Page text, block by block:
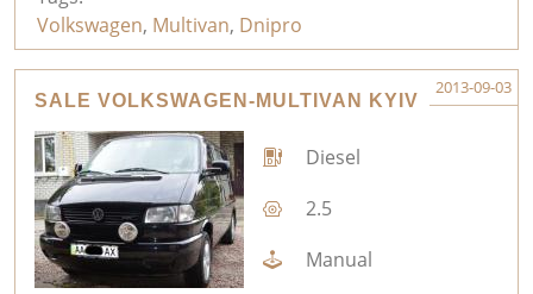
Volkswagen, Multivan, Dnipro
SALE VOLKSWAGEN-MULTIVAN KYIV
2013-09-03
Diesel
2.5
Manual